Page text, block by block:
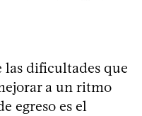
dificultades que
a un ritmo
egreso es el